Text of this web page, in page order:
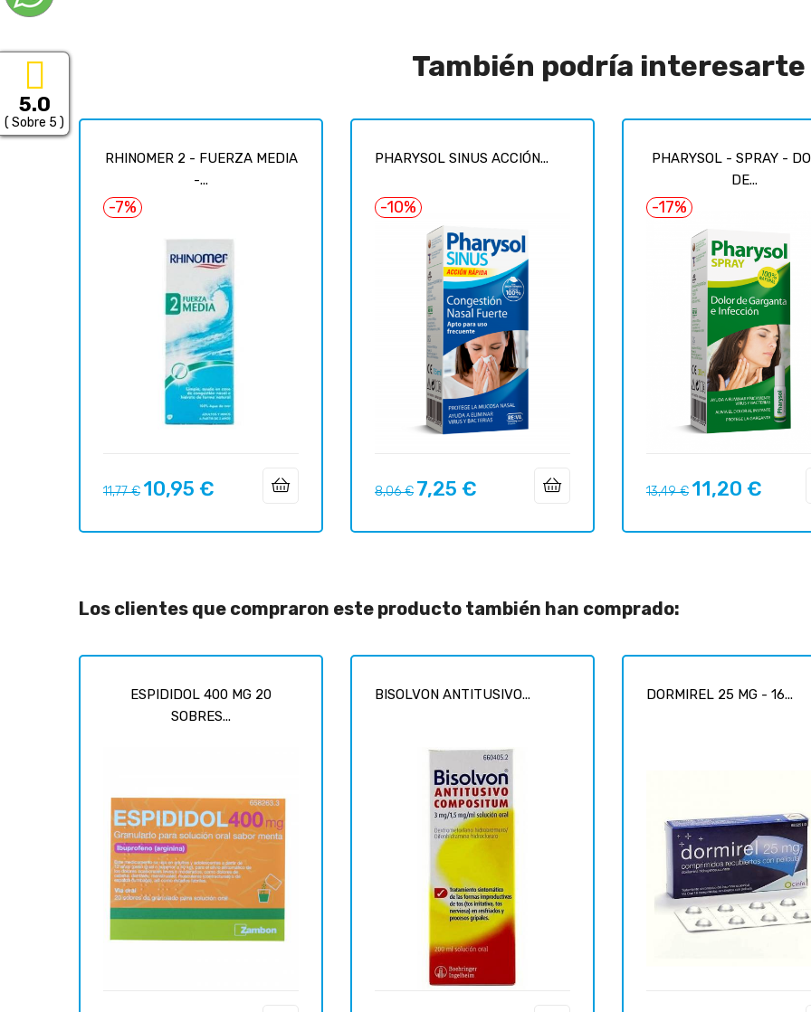
También podría interesarte
RHINOMER 2 - FUERZA MEDIA
-...
-7%
Precio
11,77 € Precio
10,95 €
PHARYSOL SINUS ACCIÓN...
-10%
Precio
8,06 € Precio
7,25 €
PHARYSOL - SPRAY -
DE...
-17%
Precio
13,49 € Precio
11,20 €
Los clientes que compraron este producto también han comprado:
ESPIDIDOL 400 MG 20
SOBRES...
BISOLVON ANTITUSIVO... DORMIREL 25 MG - 16...
5.0
( Sobre 5 )